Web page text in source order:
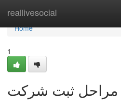
reallivesocial
Home
Home
1
مراحل ثبت شرکت